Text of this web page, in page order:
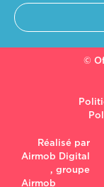
©
Réalisé par
Airmob Digital
, groupe
Airmob